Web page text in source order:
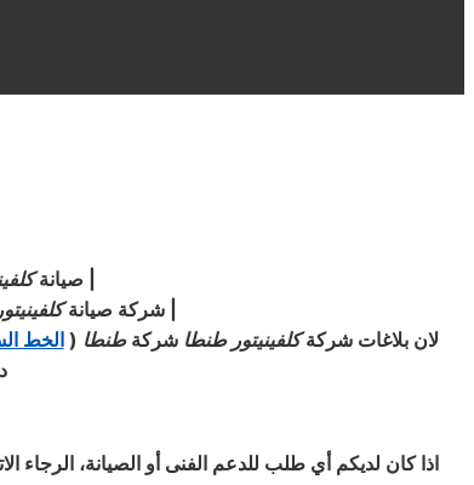
صيانة
شركة صيانة|
لان بلاغات شركة كلفينيتور طنطا شركة طنطا (الخط
اذا كان لديكم أي طلب للدعم الفنى أو الصيانة، الرجاء